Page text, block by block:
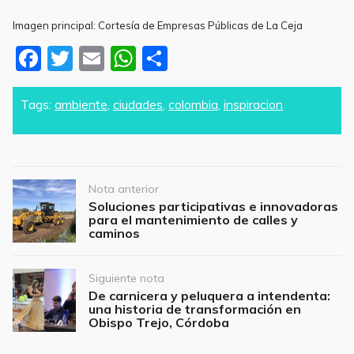
Imagen principal: Cortesía de Empresas Públicas de La Ceja
F
a
c
e
b
o
o
k
T
w
itt
er
E
m
ai
l
W
h
at
s
A
p
p
h
ar
e
Tags: ambiente ciudades colombia inspiracion
Post
navigation
Nota anterior
Soluciones participativas e innovadoras
para el mantenimiento de calles y
caminos
Siguiente nota
De carnicera y peluquera a intendenta:
una historia de transformación en
Obispo Trejo, Córdoba